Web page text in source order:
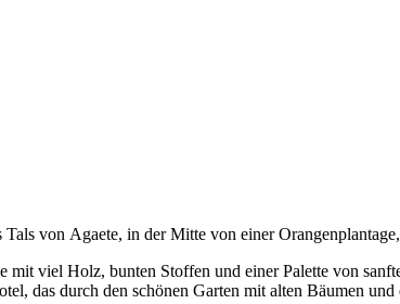
Tals von Agaete, in der Mitte von einer
viel Holz, bunten Stoffen und einer Palette von
das durch den schönen Garten mit alten Bäumen